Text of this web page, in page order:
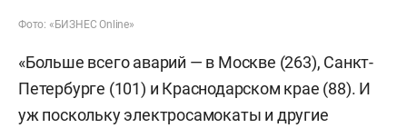
Фото: «БИЗНЕС Online»
«Больше всего аварий — в Москве (263), Санкт-
Петербурге (101) и Краснодарском крае (88). И
уж поскольку электросамокаты и другие